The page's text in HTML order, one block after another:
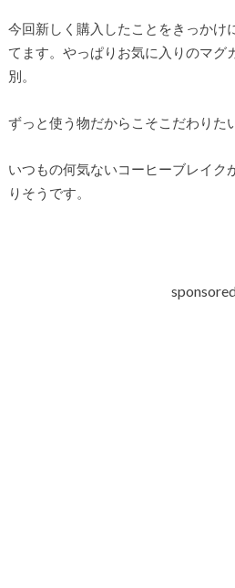
今回新しく購入したことをきっかけ
てます。やっぱりお気に入りのマグ
別。
ずっと使う物だからこそこだわりた
いつもの何気ないコーヒーブレイク
りそうです。